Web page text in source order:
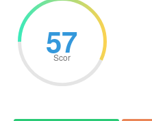
57
Scor